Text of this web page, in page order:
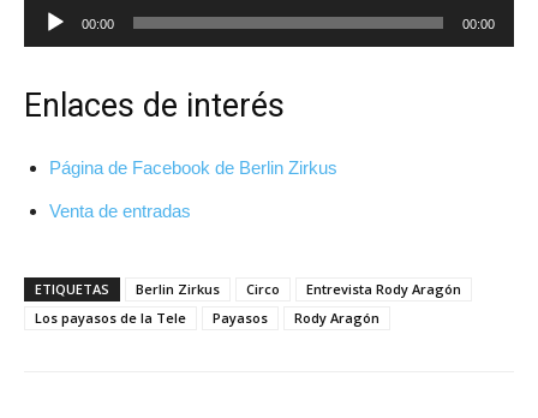
Reproductor
de
00:00 00:00
Enlaces de interés
Página de Facebook de Berlin Zirkus
Venta de entradas
ETIQUETAS Berlin Zirkus Circo
Entrevista Rody Aragón
Los payasos de la Tele
Payasos Rody Aragón